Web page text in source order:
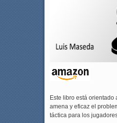
Este libro está orientado
amena y eficaz el
táctica para los